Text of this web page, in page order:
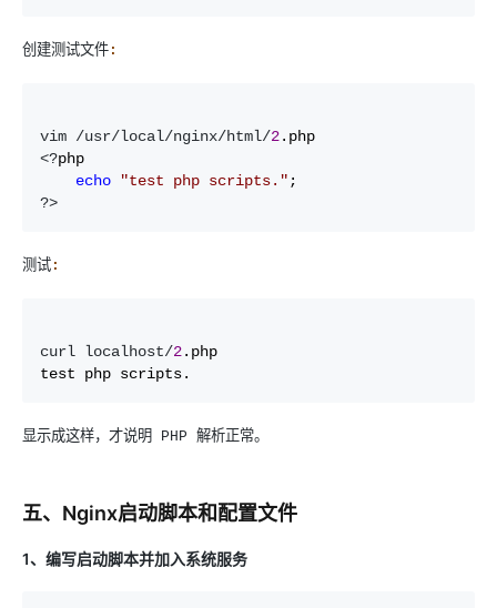
创建测试文件 :
vim /usr/local/nginx/html/2
<?php
echo
"test php scripts. "
?>
测试 :
curl localhost/2 .php
test php scripts.
显示成这样，才说明 PHP 解析正常。
五、Nginx启动脚本和配置文件
1、编写启动脚本并加入系统服务